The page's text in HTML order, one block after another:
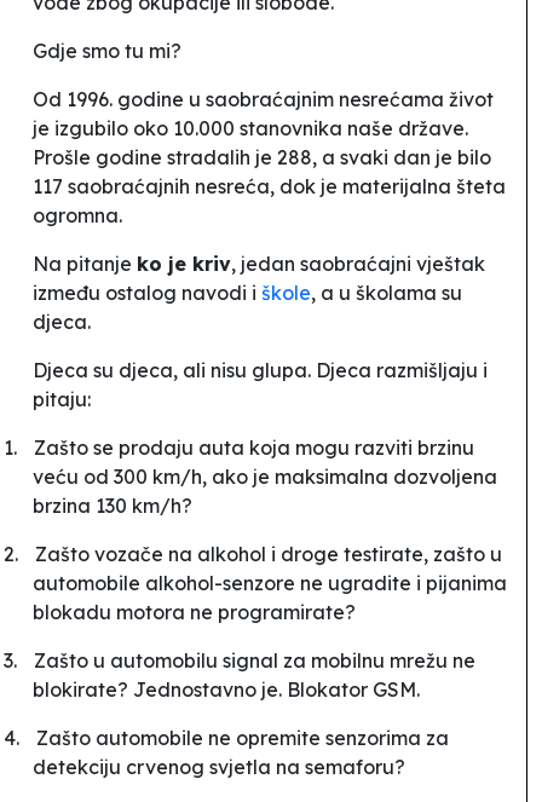
Gdje smo tu mi?
Od 1996. godine u saobraćajnim nesrećama život
je izgubilo oko 10.000 stanovnika naše države.
Prošle godine stradalih je 288, a svaki dan je bilo
117 saobraćajnih nesreća, dok je materijalna šteta
ogromna.
Na pitanje ko je kriv, jedan saobraćajni vještak
između ostalog navodi i škole, a u školama su
djeca.
Djeca su djeca, ali nisu glupa. Djeca razmišljaju i
pitaju:
1.
Zašto se prodaju auta koja mogu razviti brzinu
veću od 300 km/h, ako je maksimalna dozvoljena
brzina 130 km/h?
2.
Zašto vozače na alkohol i droge testirate, zašto u
automobile alkohol-senzore ne ugradite i pijanima
blokadu motora ne programirate?
3.
Zašto u automobilu signal za mobilnu mrežu ne
blokirate? Jednostavno je. Blokator GSM.
4.
Zašto automobile ne opremite senzorima za
detekciju crvenog svjetla na semaforu?